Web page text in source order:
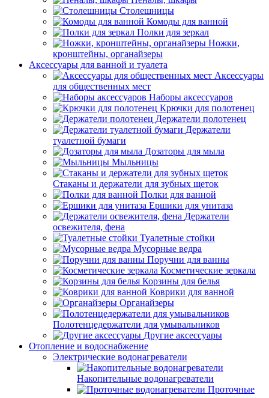
Столешницы
Комоды для ванной
Полки для зеркал
Ножки,
кронштейны, органайзеры
Аксессуары для ванной и туалета
Аксессуары
для общественных мест
Наборы аксессуаров
Крючки для полотенец
Держатели полотенец
Держатели
туалетной бумаги
Дозаторы для мыла
Мыльницы
Стаканы и держатели для зубных щеток
Полки для ванной
Ершики для унитаза
Держатели
освежителя, фена
Туалетные стойки
Мусорные ведра
Поручни для ванны
Косметические зеркала
Корзины для белья
Коврики для ванной
Органайзеры
Полотенцедержатели для умывальников
Другие аксессуары
Отопление и водоснабжение
Электрические водонагреватели
Накопительные водонагреватели
Проточные